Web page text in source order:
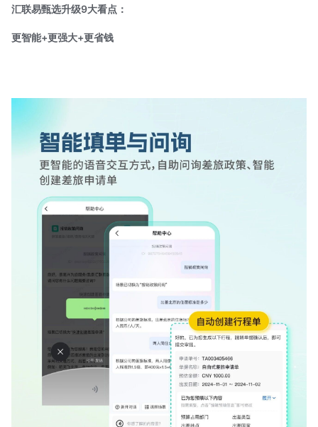
汇联易甄选升级9大看点：
更智能+更强大+更省钱